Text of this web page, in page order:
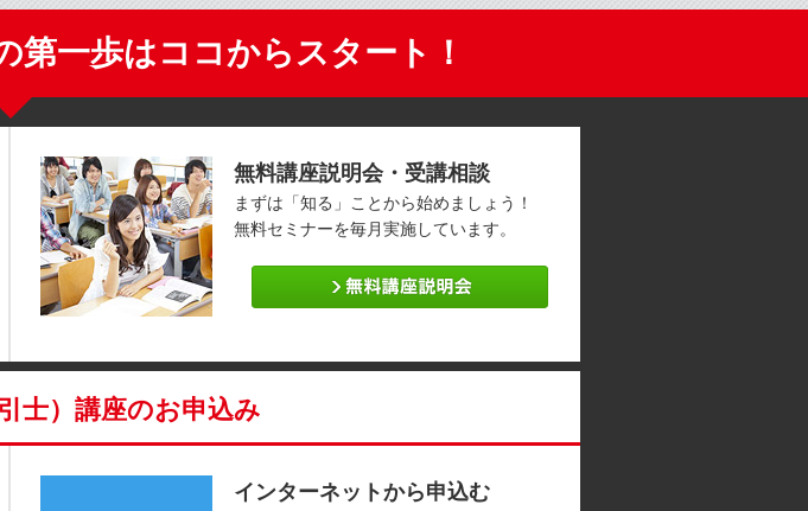
第一歩はココからスタート！
無料講座説明会・受講相談
まずは「知る」ことから始めましょう！
無料セミナーを毎月実施しています。
士）講座のお申込み
インターネットから申込む